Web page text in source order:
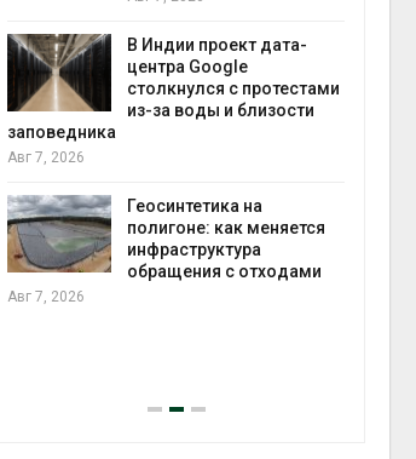
В Индии проект дата-
центра Google
столкнулся с протестами
из-за воды и близости
заповедника
Авг 7, 2026
Геосинтетика на
полигоне: как меняется
инфраструктура
обращения с отходами
Авг 7, 2026